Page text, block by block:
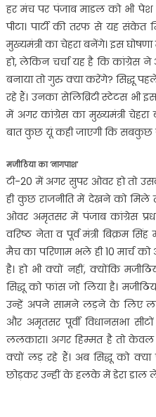
हर मंच पर पंजाब माडल को भी पेश
पीटा। पार्टी की तरफ से यह संकेत
मुख्यमंत्री का चेहरा बनेंगे। इस
हो, लेकिन चर्चा यह है कि कांग्रेस ने
बनाया तो गुरु क्या करेंगे? सिद्धू
रहे हैं। उनका सेलिब्रिटी स्टेटस भी
में अगर कांग्रेस का मुख्यमंत्री चेहरा
बात कुछ यूं कही जाएगी कि सबकुछ
मजीठिया का ‘नागपाश’
टी-20 में अगर सुपर ओवर हो तो
ही कुछ राजनीति में देखने को मिले
ओवर अमृतसर में पंजाब कांग्रेस
वरिष्ठ नेता व पूर्व मंत्री बिक्रम
मैच का परिणाम भले ही 10 मार्च
है। हो भी क्यों नहीं, क्योंकि
सिद्धू को फांस जो लिया है।
उन्हें अपने सामने लड़ने के लिए
और अमृतसर पूर्वी विधानसभा
ललकारा। अगर हिम्मत है तो
क्यों लड़ रहे हैं। अब सिद्धू को
छोड़कर उन्हीं के हलके में डेरा डाल